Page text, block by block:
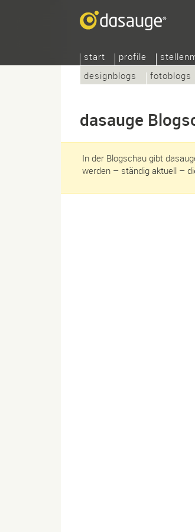
start profile
designblogs
fotoblogs
dasauge
In der Blogschau gibt
werden – ständig aktuell –